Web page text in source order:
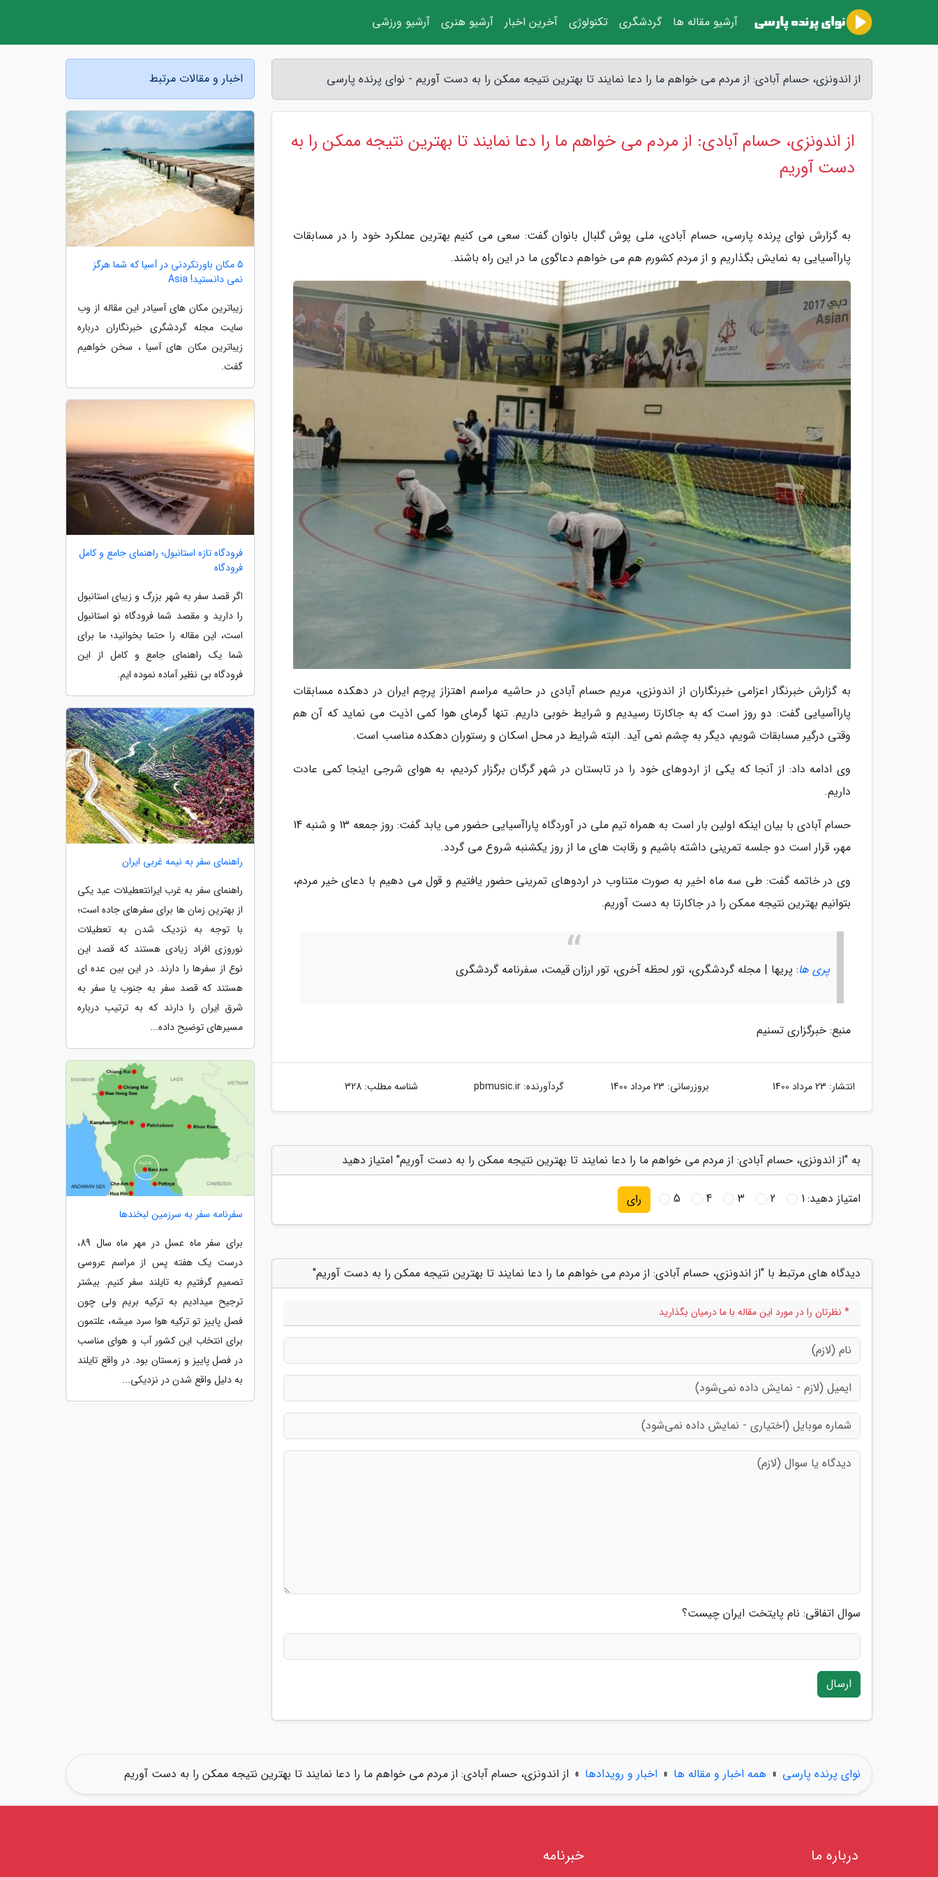
از اندونزی، حسام آبادی: از مردم می خواهم ما را دعا نمایند تا بهترین نتیجه ممکن را به دست آوریم - نوای پرنده پارسی
از اندونزی، حسام آبادی: از مردم می خواهم ما را دعا نمایند تا بهترین نتیجه ممکن را به
دست آوریم
به گزارش نوای پرنده پارسی، حسام آبادی، ملی پوش گلبال بانوان گفت: سعی می کنیم بهترین عملکرد خود را در مسابقات
پاراآسیایی به نمایش بگذاریم و از مردم کشورم هم می خواهم دعاگوی ما در این راه باشند.
به گزارش خبرنگار اعزامی خبرنگاران از اندونزی، مریم حسام آبادی در حاشیه مراسم اهتزاز پرچم ایران در دهکده مسابقات
پاراآسیایی گفت: دو روز است که به جاکارتا رسیدیم و شرایط خوبی داریم. تنها گرمای هوا کمی اذیت می نماید که آن هم
وقتی درگیر مسابقات شویم، دیگر به چشم نمی آید. البته شرایط در محل اسکان و رستوران دهکده مناسب است.
وی ادامه داد: از آنجا که یکی از اردوهای خود را در تابستان در شهر گرگان برگزار کردیم، به هوای شرجی اینجا کمی عادت
داریم.
حسام آبادی با بیان اینکه اولین بار است به همراه تیم ملی در آوردگاه پاراآسیایی حضور می یابد گفت: روز جمعه 13 و شنبه 14
مهر، قرار است دو جلسه تمرینی داشته باشیم و رقابت های ما از روز یکشنبه شروع می گردد.
وی در خاتمه گفت: طی سه ماه اخیر به صورت متناوب در اردوهای تمرینی حضور یافتیم و قول می دهیم با دعای خیر مردم،
بتوانیم بهترین نتیجه ممکن را در جاکارتا به دست آوریم.
پری ها: پریها | مجله گردشگری، تور لحظه آخری، تور ارزان قیمت، سفرنامه گردشگری
منبع: خبرگزاری تسنیم
انتشار: 23 مرداد 1400 بروزرسانی: 23 مرداد 1400 گردآورنده:pbmusic.ir شناسه مطلب: 328
به "از اندونزی، حسام آبادی: از مردم می خواهم ما را دعا نمایند تا بهترین نتیجه ممکن را به دست آوریم" امتیاز دهید
امتیاز دهید:1
2
3
4
5 رای
دیدگاه های مرتبط با "از اندونزی، حسام آبادی: از مردم می خواهم ما را دعا نمایند تا بهترین نتیجه ممکن را به دست آوریم"
* نظرتان را در مورد این مقاله با ما درمیان بگذارید
سوال اتفاقی: نام پایتخت ایران چیست؟
ارسال
اخبار و مقالات مرتبط
5 مکان باورنکردنی در آسیا که شما هرگز
نمی دانستید! Asia
زیباترین مکان های آسیادر این مقاله از وب
سایت مجله گردشگری خبرنگاران درباره
زیباترین مکان های آسیا ، سخن خواهیم
گفت.
فرودگاه تازه استانبول؛ راهنمای جامع و کامل
فرودگاه
اگر قصد سفر به شهر بزرگ و زیبای استانبول
را دارید و مقصد شما فرودگاه نو استانبول
است، این مقاله را حتما بخوانید؛ ما برای
شما یک راهنمای جامع و کامل از این
فرودگاه بی نظیر آماده نموده ایم.
راهنمای سفر به نیمه غربی ایران
راهنمای سفر به غرب ایرانتعطیلات عید یکی
از بهترین زمان ها برای سفرهای جاده است؛
با توجه به نزدیک شدن به تعطیلات
نوروزی افراد زیادی هستند که قصد این
نوع از سفرها را دارند. در این بین عده ای
هستند که قصد سفر به جنوب یا سفر به
شرق ایران را دارند که به ترتیب درباره
مسیرهای توضیح داده...
سفرنامه سفر به سرزمین لبخندها
برای سفر ماه عسل در مهر ماه سال 89،
درست یک هفته پس از مراسم عروسی
تصمیم گرفتیم به تایلند سفر کنیم. بیشتر
ترجیح میدادیم به ترکیه بریم ولی چون
فصل پاییز تو ترکیه هوا سرد میشه، علتمون
برای انتخاب این کشور آب و هوای مناسب
در فصل پاییز و زمستان بود. در واقع تایلند
به دلیل واقع شدن در نزدیکی...
نوای پرنده پارسی » همه اخبار و مقاله ها » اخبار و رویدادها » از اندونزی، حسام آبادی: از مردم می خواهم ما را دعا نمایند تا بهترین نتیجه ممکن را به دست آوریم
آرشیو مقاله ها گردشگری تکنولوژی آخرین اخبار آرشیو هنری آرشیو ورزشی
درباره ما خبرنامه